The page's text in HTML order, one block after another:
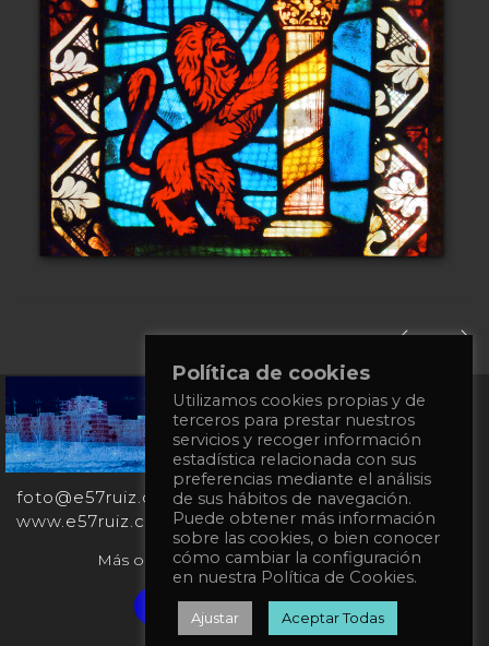
+34
651
862
863
foto@e57ruiz.com
www.e57ruiz.com
Más obras en la galería virtual Singulart:
Verified artist on Singulart
Política de cookies
Utilizamos cookies propias y de
terceros para prestar nuestros
servicios y recoger información
estadística relacionada con sus
preferencias mediante el análisis
de sus hábitos de navegación.
Puede obtener más información
sobre las cookies, o bien conocer
cómo cambiar la configuración
en nuestra Política de Cookies.
Ajustar Aceptar Todas